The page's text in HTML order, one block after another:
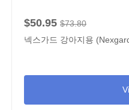
$50.95 $73.80
넥스가드 강아지용